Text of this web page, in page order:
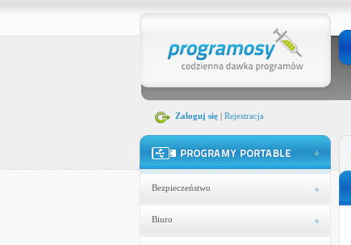
Zaloguj się| Rejestracja
Bezpieczeństwo
Biuro